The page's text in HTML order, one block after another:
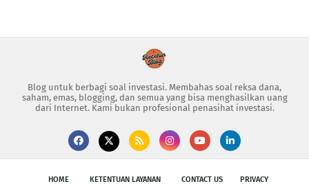
Blog untuk berbagi soal investasi. Membahas soal reksa dana,
saham, emas, blogging, dan semua yang bisa menghasilkan uang
dari Internet. Kami bukan profesional penasihat investasi.
HOME KETENTUAN LAYANAN CONTACT US PRIVACY